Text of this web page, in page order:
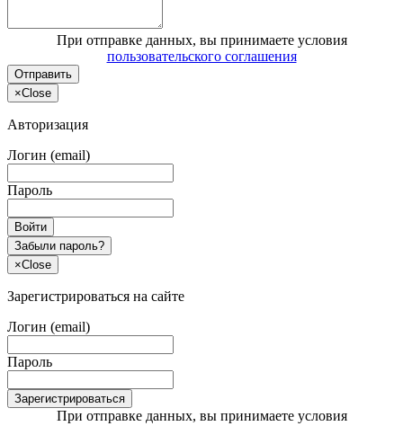
При отправке данных, вы принимаете условия
пользовательского соглашения
Отправить
×Close
Авторизация
Логин (email)
Пароль
Войти
Забыли пароль?
×Close
Зарегистрироваться на сайте
Логин (email)
Пароль
Зарегистрироваться
При отправке данных, вы принимаете условия